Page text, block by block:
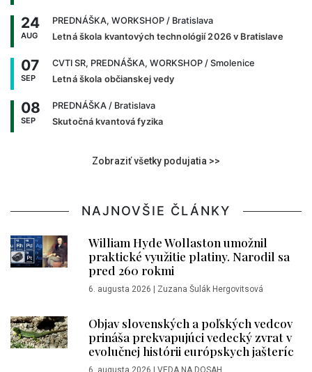
24
AUG
PREDNÁŠKA, WORKSHOP / Bratislava
Letná škola kvantových technológií 2026 v Bratislave
07
SEP
CVTI SR, PREDNÁŠKA, WORKSHOP / Smolenice
Letná škola občianskej vedy
08
SEP
PREDNÁŠKA / Bratislava
Skutočná kvantová fyzika
Zobraziť všetky podujatia >>
NAJNOVŠIE ČLÁNKY
William Hyde Wollaston umožnil
praktické využitie platiny. Narodil sa
pred 260 rokmi
6. augusta 2026 | Zuzana Šulák Hergovitsová
Objav slovenských a poľských vedcov
prináša prekvapujúci vedecký zvrat v
evolučnej histórii európskych jašteríc
6. augusta 2026 | VEDA NA DOSAH